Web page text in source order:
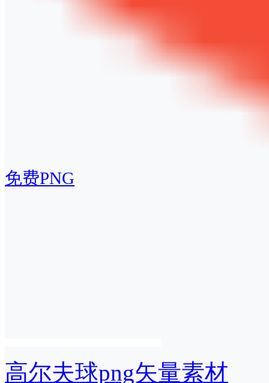
免费PNG
高尔夫球png矢量素材